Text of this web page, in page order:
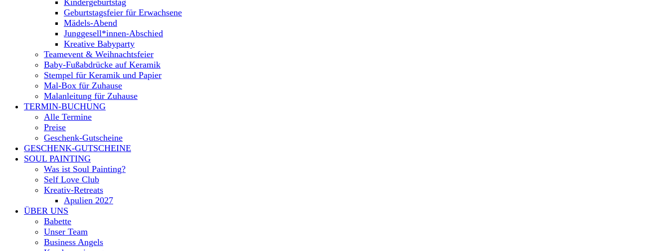
Kindergeburtstag
Geburtstagsfeier für Erwachsene
Mädels-Abend
Junggesell*innen-Abschied
Kreative Babyparty
Teamevent & Weihnachtsfeier
Baby-Fußabdrücke auf Keramik
Stempel für Keramik und Papier
Mal-Box für Zuhause
Malanleitung für Zuhause
TERMIN-BUCHUNG
Alle Termine
Preise
Geschenk-Gutscheine
GESCHENK-GUTSCHEINE
SOUL PAINTING
Was ist Soul Painting?
Self Love Club
Kreativ-Retreats
Apulien 2027
ÜBER UNS
Babette
Unser Team
Business Angels